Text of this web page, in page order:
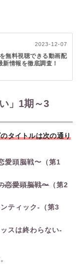
2023-12-07
無料視聴できる動画配
情報を徹底調査！
」1期～3
タイトルは次の通り
愛頭脳戦〜（第1
恋愛頭脳戦〜 （第2
ティック-（第3
スは終わらない-